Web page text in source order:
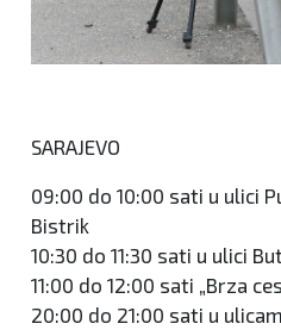
SARAJEVO
09:00 do 10:00 sati u ulici
Bistrik
10:30 do 11:30 sati u ulici
11:00 do 12:00 sati „Brza
20:00 do 21:00 sati u